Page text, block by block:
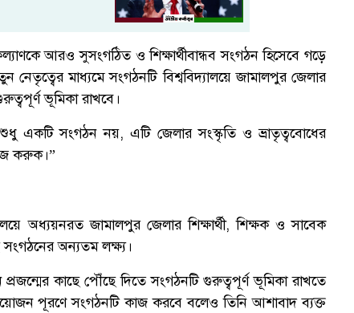
আরও সুসংগঠিত ও শিক্ষার্থীবান্ধব সংগঠন হিসেবে গড়ে
মাধ্যমে সংগঠনটি বিশ্ববিদ্যালয়ে জামালপুর জেলার
ভূমিকা রাখবে।
একটি সংগঠন নয়, এটি জেলার সংস্কৃতি ও ভ্রাতৃত্ববোধের
করুক।”
অধ্যয়নরত জামালপুর জেলার শিক্ষার্থী, শিক্ষক ও সাবেক
সংগঠনের অন্যতম লক্ষ্য।
কাছে পৌঁছে দিতে সংগঠনটি গুরুত্বপূর্ণ ভূমিকা রাখতে
প্রয়োজন পূরণে সংগঠনটি কাজ করবে বলেও তিনি আশাবাদ ব্যক্ত